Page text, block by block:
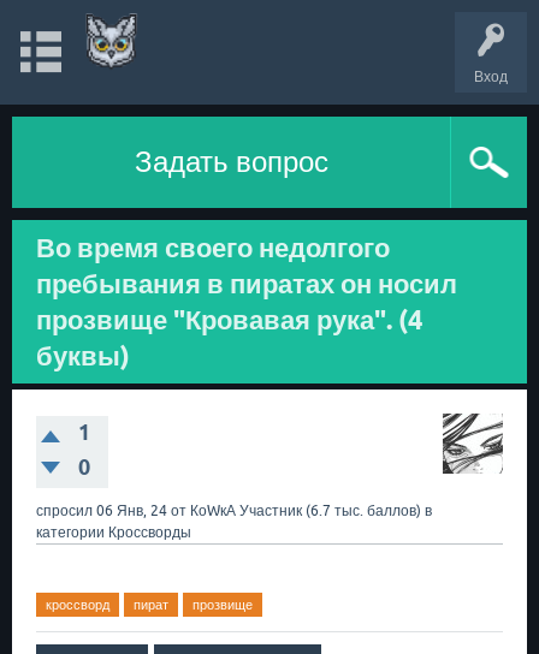
Вход
Задать вопрос
Во время своего недолгого
пребывания в пиратах он носил
прозвище "Кровавая рука". (4
буквы)
1
0
спросил 06 Янв, 24 от КоWкА Участник (6.7 тыс. баллов) в
категории Кроссворды
кроссворд пират прозвище